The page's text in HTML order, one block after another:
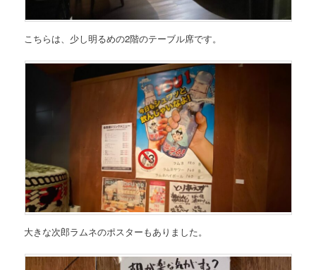
こちらは、少し明るめの2階のテーブル席です。
大きな次郎ラムネのポスターもありました。